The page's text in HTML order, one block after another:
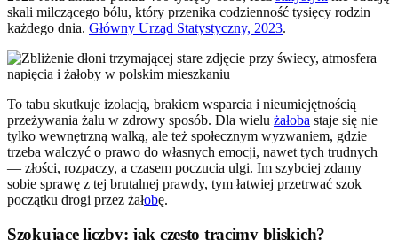
skali milczącego bólu, który przenika codzienność tysięcy rodzin
każdego dnia. Główny Urząd Statystyczny, 2023.
To tabu skutkuje izolacją, brakiem wsparcia i nieumiejętnością
przeżywania żalu w zdrowy sposób. Dla wielu żałoba staje się nie
tylko wewnętrzną walką, ale też społecznym wyzwaniem, gdzie
trzeba walczyć o prawo do własnych emocji, nawet tych trudnych
— złości, rozpaczy, a czasem poczucia ulgi. Im szybciej zdamy
sobie sprawę z tej brutalnej prawdy, tym łatwiej przetrwać szok
początku drogi przez żałobę.
Szokujące liczby: jak często tracimy bliskich?